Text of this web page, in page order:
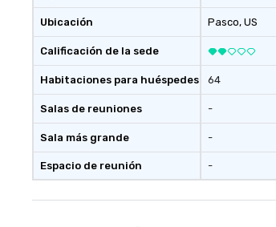
Ubicación
Calificación de la sede
Habitaciones para huéspedes
Salas de reuniones
Sala más grande
Espacio de reunión
Pasco, US
64
-
-
-